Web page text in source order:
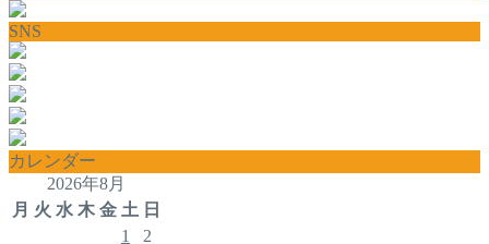
SNS
カレンダー
2026年8月
月 火 水 木 金 土 日
1
2